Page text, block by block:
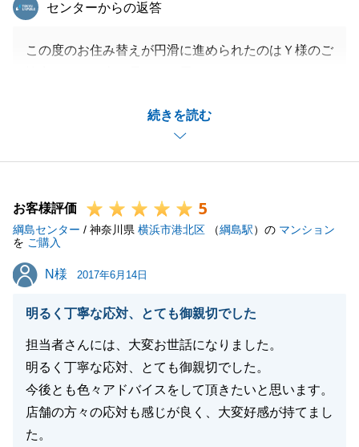
続きを読む
センターからの返答
この度のお住み替えが円滑に進められたのはＹ様のご
渡り最後までお付き合い頂きました事に大変感謝をし
今後また何かご相談やご要望等ございましたらお気軽
この度は誠にありがとうございました。
お客様評価 5
綱島センター / 神奈川県 横浜市港北区 （綱島駅）の マンション
を ご購入
N様
N様 2017年6月14日
明るく丁寧な応対、とても御親切でした
担当者さんには、大変お世話になりました。
明るく丁寧な応対、とても御親切でした。
今後とも色々アドバイスをして頂きたいと思います。
店舗の方々の応対も感じが良く、大変好感が持てまし
た。